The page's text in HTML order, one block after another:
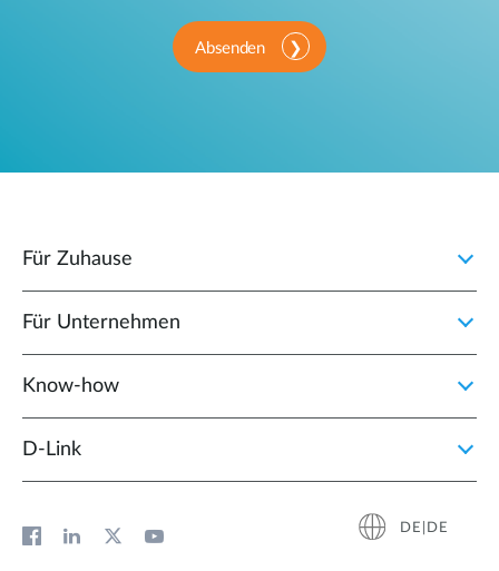
Absenden
Für Zuhause
Für Unternehmen
Know-how
D‑Link
DE|DE